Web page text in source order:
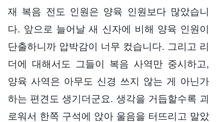
재 복음 전도 인원은 양육 인원보다 많았습니
다. 앞으로 늘어날 새 신자에 비해 양육 인원이
단출하니까 압박감이 너무 컸습니다. 그리고 리
더에 대해서도 그들이 복음 사역만 중시하고,
양육 사역은 아무도 신경 쓰지 않는 게 아닌가
하는 편견도 생기더군요. 생각을 거듭할수록 괴
로워서 한쪽 구석에 앉아 울음을 터뜨리고 말았